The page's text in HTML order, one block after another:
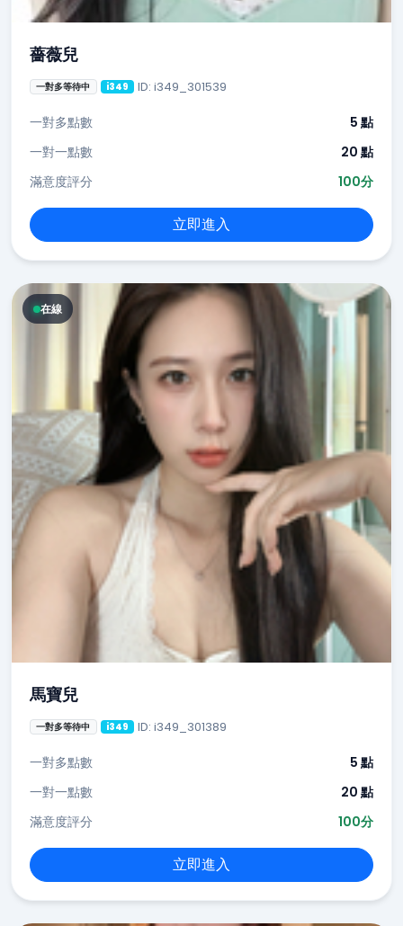
薔薇兒
一對多等待中 i349 ID: i349_301539
一對多點數
5 點
一對一點數
20 點
滿意度評分
100分
立即進入
在線
馬寶兒
一對多等待中 i349 ID: i349_301389
一對多點數
5 點
一對一點數
20 點
滿意度評分
100分
立即進入